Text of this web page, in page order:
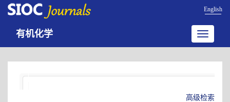
English
Toggle
有机化学
高级检索